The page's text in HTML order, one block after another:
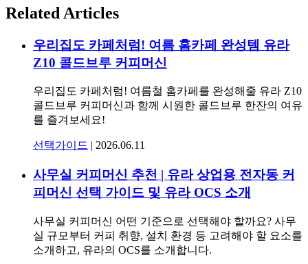
Related Articles
우리집도 카페처럼! 여름 홈카페 완성템 유라
Z10 콜드브루 커피머신
우리집도 카페처럼! 여름철 홈카페를 완성해줄 유라 Z10
콜드브루 커피머신과 함께 시원한 콜드브루 한잔의 여유
를 즐겨보세요!
선택가이드 | 2026.06.11
사무실 커피머신 추천 | 유라 상업용 전자동 커
피머신 선택 가이드 및 유라 OCS 소개
사무실 커피머신 어떤 기준으로 선택해야 할까요? 사무
실 규모부터 커피 취향, 설치 환경 등 고려해야 할 요소를
소개하고, 유라의 OCS를 소개합니다.